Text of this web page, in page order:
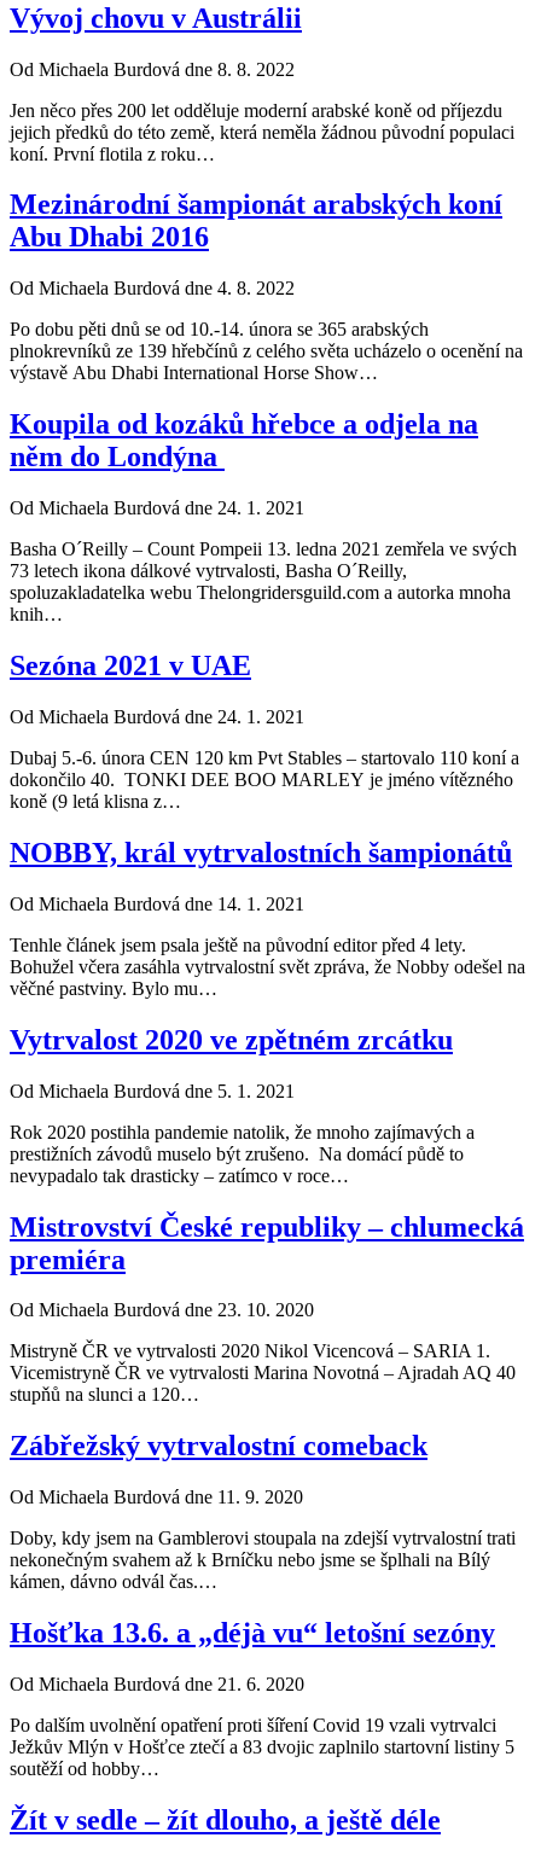
Vývoj chovu v Austrálii
Od Michaela Burdová dne 8. 8. 2022
Jen něco přes 200 let odděluje moderní arabské koně od příjezdu
jejich předků do této země, která neměla žádnou původní populaci
koní. První flotila z roku…
Mezinárodní šampionát arabských koní
Abu Dhabi 2016
Od Michaela Burdová dne 4. 8. 2022
Po dobu pěti dnů se od 10.-14. února se 365 arabských
plnokrevníků ze 139 hřebčínů z celého světa ucházelo o ocenění na
výstavě Abu Dhabi International Horse Show…
Koupila od kozáků hřebce a odjela na
něm do Londýna
Od Michaela Burdová dne 24. 1. 2021
Basha O´Reilly – Count Pompeii 13. ledna 2021 zemřela ve svých
73 letech ikona dálkové vytrvalosti, Basha O´Reilly,
spoluzakladatelka webu Thelongridersguild.com a autorka mnoha
knih…
Sezóna 2021 v UAE
Od Michaela Burdová dne 24. 1. 2021
Dubaj 5.-6. února CEN 120 km Pvt Stables – startovalo 110 koní a
dokončilo 40. TONKI DEE BOO MARLEY je jméno vítězného
koně (9 letá klisna z…
NOBBY, král vytrvalostních šampionátů
Od Michaela Burdová dne 14. 1. 2021
Tenhle článek jsem psala ještě na původní editor před 4 lety.
Bohužel včera zasáhla vytrvalostní svět zpráva, že Nobby odešel na
věčné pastviny. Bylo mu…
Vytrvalost 2020 ve zpětném zrcátku
Od Michaela Burdová dne 5. 1. 2021
Rok 2020 postihla pandemie natolik, že mnoho zajímavých a
prestižních závodů muselo být zrušeno. Na domácí půdě to
nevypadalo tak drasticky – zatímco v roce…
Mistrovství České republiky – chlumecká
premiéra
Od Michaela Burdová dne 23. 10. 2020
Mistryně ČR ve vytrvalosti 2020 Nikol Vicencová – SARIA 1.
Vicemistryně ČR ve vytrvalosti Marina Novotná – Ajradah AQ 40
stupňů na slunci a 120…
Zábřežský vytrvalostní comeback
Od Michaela Burdová dne 11. 9. 2020
Doby, kdy jsem na Gamblerovi stoupala na zdejší vytrvalostní trati
nekonečným svahem až k Brníčku nebo jsme se šplhali na Bílý
kámen, dávno odvál čas.…
Hošťka 13.6. a „déjà vu“ letošní sezóny
Od Michaela Burdová dne 21. 6. 2020
Po dalším uvolnění opatření proti šíření Covid 19 vzali vytrvalci
Ježkův Mlýn v Hošťce ztečí a 83 dvojic zaplnilo startovní listiny 5
soutěží od hobby…
Žít v sedle – žít dlouho, a ještě déle